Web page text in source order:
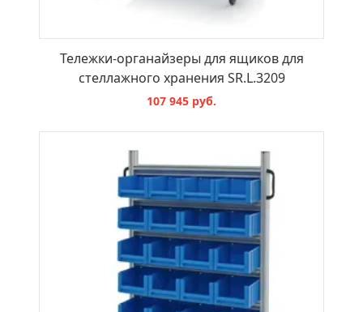
Тележки-органайзеры для ящиков для
стеллажного хранения SR.L.3209
107 945 руб.